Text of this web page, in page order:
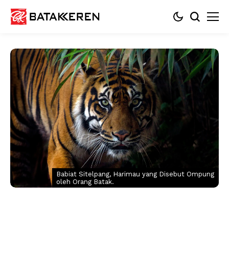
Babiat Sitelpang, Harimau yang Disebut Ompung
oleh Orang Batak.